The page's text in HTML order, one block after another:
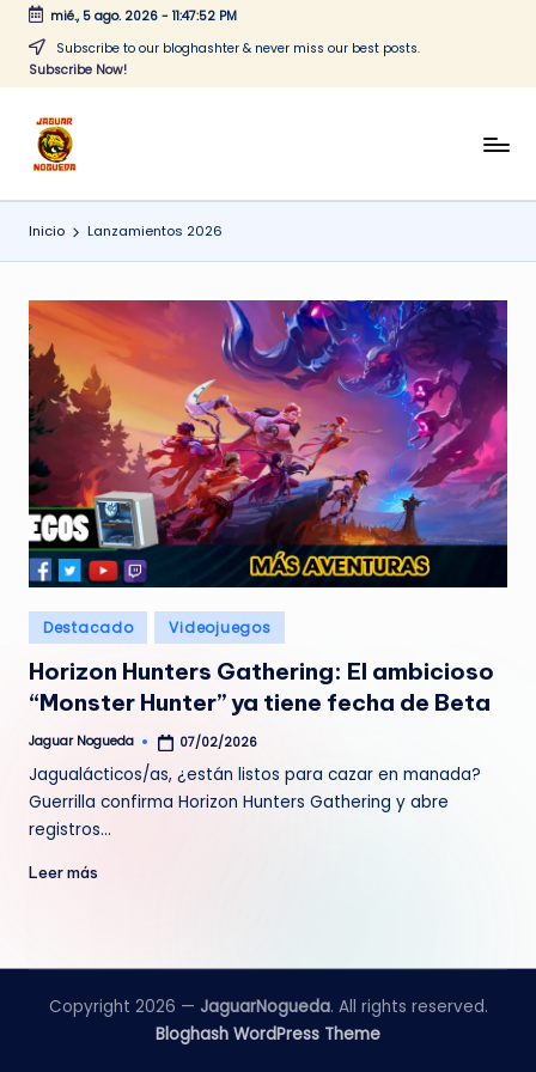
Saltar
mié., 5 ago. 2026- 11:47:52 PM
Subscribe to our bloghashter & never miss our best posts.
Subscribe Now!
J
a
g
a
r
N
o
g
u
e
d
a
CONTENIDO
Inicio Lanzamientos 2026
Publicado
en
Destacado Videojuegos
Horizon Hunters Gathering: El ambicioso
“Monster Hunter” ya tiene fecha de Beta
Publicado
Jaguar Nogueda 07/02/2026
Jagualácticos/as, ¿están listos para cazar en manada?
Guerrilla confirma Horizon Hunters Gathering y abre
registros…
Leer más
Copyright 2026 — JaguarNogueda. All rights reserved.
Bloghash WordPress Theme